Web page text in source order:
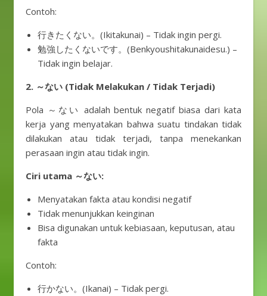
Contoh:
行きたくない。(Ikitakunai) – Tidak ingin pergi.
勉強したくないです。(Benkyoushitakunaidesu.) –
Tidak ingin belajar.
2. ～ない (Tidak Melakukan / Tidak Terjadi)
Pola ～ない adalah bentuk negatif biasa dari kata
kerja yang menyatakan bahwa suatu tindakan tidak
dilakukan atau tidak terjadi, tanpa menekankan
perasaan ingin atau tidak ingin.
Ciri utama ～ない:
Menyatakan fakta atau kondisi negatif
Tidak menunjukkan keinginan
Bisa digunakan untuk kebiasaan, keputusan, atau
fakta
Contoh:
行かない。(Ikanai) – Tidak pergi.